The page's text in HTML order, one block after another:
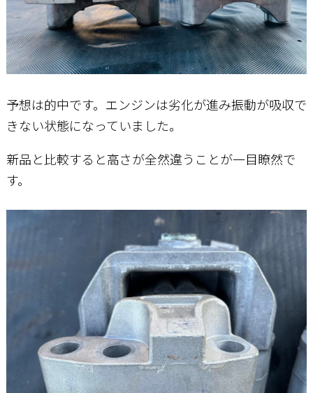
予想は的中です。エンジンは劣化が進み振動が吸収で
きない状態になっていました。
新品と比較すると高さが全然違うことが一目瞭然で
す。